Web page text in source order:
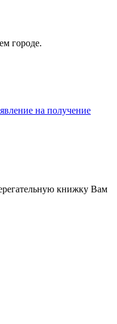
городе.
на получение
книжку Вам